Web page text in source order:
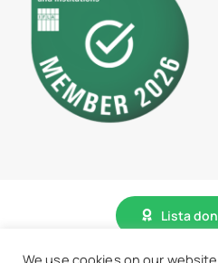
Lista
We use cookies on our